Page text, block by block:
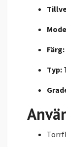
Färg:
Typ: